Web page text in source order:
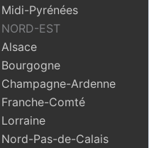
Midi-Pyrénées
NORD-EST
Alsace
Bourgogne
Champagne-Ardenne
Franche-Comté
Lorraine
Nord-Pas-de-Calais